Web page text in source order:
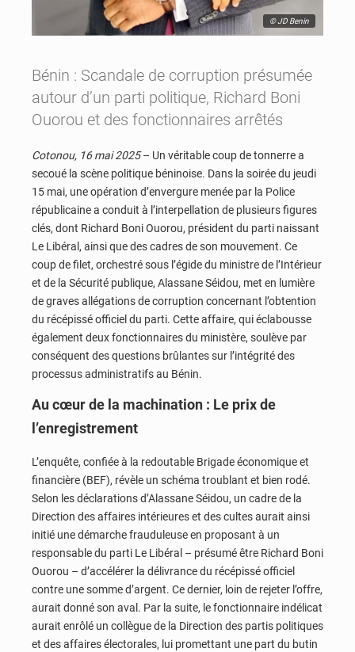
© JD Benin
Bénin : Scandale de corruption présumée
autour d’un parti politique, Richard Boni
Ouorou et des fonctionnaires arrêtés
Cotonou, 16 mai 2025– Un véritable coup de tonnerre a
secoué la scène politique béninoise. Dans la soirée du jeudi
15 mai, une opération d’envergure menée par la Police
républicaine a conduit à l’interpellation de plusieurs figures
clés, dont Richard Boni Ouorou, président du parti naissant
Le Libéral, ainsi que des cadres de son mouvement. Ce
coup de filet, orchestré sous l’égide du ministre de l’Intérieur
et de la Sécurité publique, Alassane Séidou, met en lumière
de graves allégations de corruption concernant l’obtention
du récépissé officiel du parti. Cette affaire, qui éclabousse
également deux fonctionnaires du ministère, soulève par
conséquent des questions brûlantes sur l’intégrité des
processus administratifs au Bénin.
Au cœur de la machination : Le prix de
l’enregistrement
L’enquête, confiée à la redoutable Brigade économique et
financière (BEF), révèle un schéma troublant et bien rodé.
Selon les déclarations d’Alassane Séidou, un cadre de la
Direction des affaires intérieures et des cultes aurait ainsi
initié une démarche frauduleuse en proposant à un
responsable du parti Le Libéral – présumé être Richard Boni
Ouorou – d’accélérer la délivrance du récépissé officiel
contre une somme d’argent. Ce dernier, loin de rejeter l’offre,
aurait donné son aval. Par la suite, le fonctionnaire indélicat
aurait enrôlé un collègue de la Direction des partis politiques
et des affaires électorales, lui promettant une part du butin